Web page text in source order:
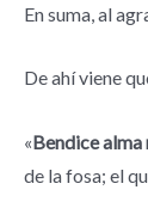
En suma, al
De ahí viene
«Bendice alma
de la fosa; el